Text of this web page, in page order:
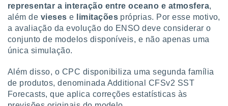
representar a interação entre oceano e atmosfera,
além de vieses e limitações próprias. Por esse motivo,
a avaliação da evolução do ENSO deve considerar o
conjunto de modelos disponíveis, e não apenas uma
única simulação.
Além disso, o CPC disponibiliza uma segunda família
de produtos, denominada Additional CFSv2 SST
Forecasts, que aplica correções estatísticas às